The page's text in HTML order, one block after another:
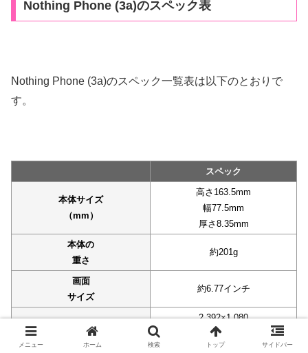
Nothing Phone (3a)のスペック表
Nothing Phone (3a)のスペック一覧表は以下のとおりで
す。
スペック
本体サイズ
（mm）
高さ163.5mm
幅77.5mm
厚さ8.35mm
本体の
重さ
約201g
画面
サイズ
約6.77インチ
画面解像度
2,392×1,080
（FHD+）
メニュー ホーム 検索 トップ サイドバー